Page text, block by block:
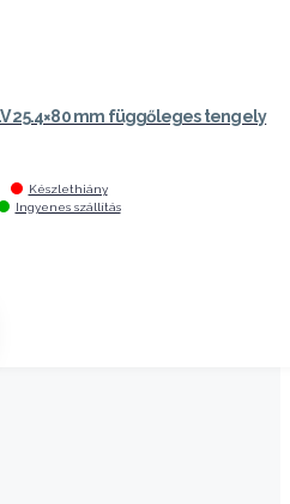
25.4×80 mm függőleges tengely
Készlethiány
Ingyenes szállítás